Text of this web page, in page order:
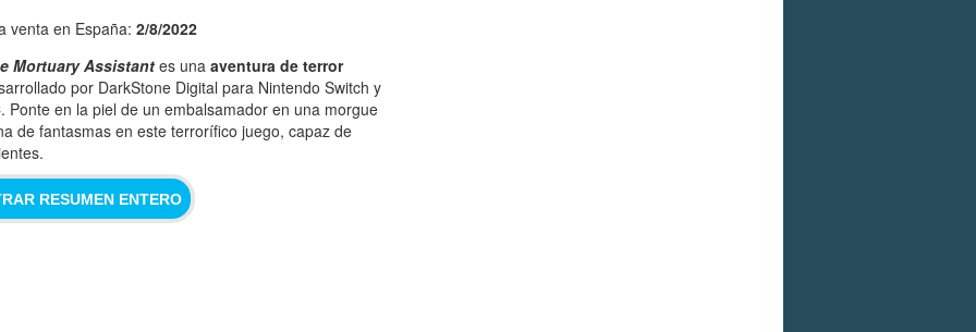
venta en España: 2/8/2022
Mortuary Assistant es una aventura de terror
por DarkStone Digital para Nintendo Switch y
Ponte en la piel de un embalsamador en una morgue
de fantasmas en este terrorífico juego, capaz de
RESUMEN ENTERO